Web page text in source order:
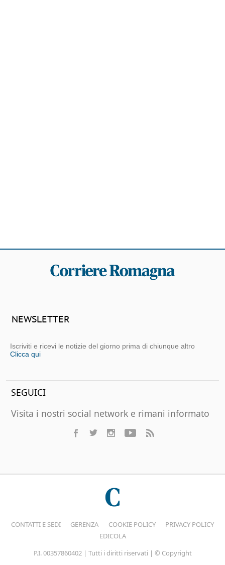
NEWSLETTER
Iscriviti e ricevi le notizie del giorno prima di chiunque altro
Clicca qui
SEGUICI
Visita i nostri social network e rimani informato
CONTATTI E SEDI GERENZA COOKIE POLICY
PRIVACY POLICY
EDICOLA
P.I. 00357860402 | Tutti i diritti riservati | © Copyright